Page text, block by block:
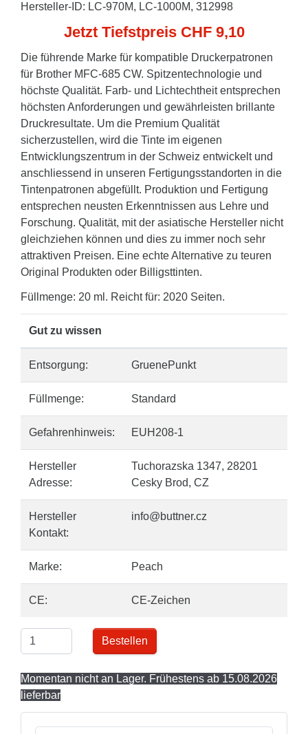
Hersteller-ID: LC-970M, LC-1000M, 312998
Jetzt Tiefstpreis CHF 9,10
Die führende Marke für kompatible Druckerpatronen
für Brother MFC-685 CW. Spitzentechnologie und
höchste Qualität. Farb- und Lichtechtheit entsprechen
höchsten Anforderungen und gewährleisten brillante
Druckresultate. Um die Premium Qualität
sicherzustellen, wird die Tinte im eigenen
Entwicklungszentrum in der Schweiz entwickelt und
anschliessend in unseren Fertigungsstandorten in die
Tintenpatronen abgefüllt. Produktion und Fertigung
entsprechen neusten Erkenntnissen aus Lehre und
Forschung. Qualität, mit der asiatische Hersteller nicht
gleichziehen können und dies zu immer noch sehr
attraktiven Preisen. Eine echte Alternative zu teuren
Original Produkten oder Billigsttinten.
Füllmenge: 20 ml. Reicht für: 2020 Seiten.
Gut zu wissen
Entsorgung: GruenePunkt
Füllmenge: Standard
Gefahrenhinweis: EUH208-1
Hersteller
Adresse:
Tuchorazska 1347, 28201
Cesky Brod, CZ
Hersteller
Kontakt:
info@buttner.cz
Marke: Peach
CE: CE-Zeichen
Bestellen
Momentan nicht an Lager. Frühestens ab 15.08.2026
lieferbar